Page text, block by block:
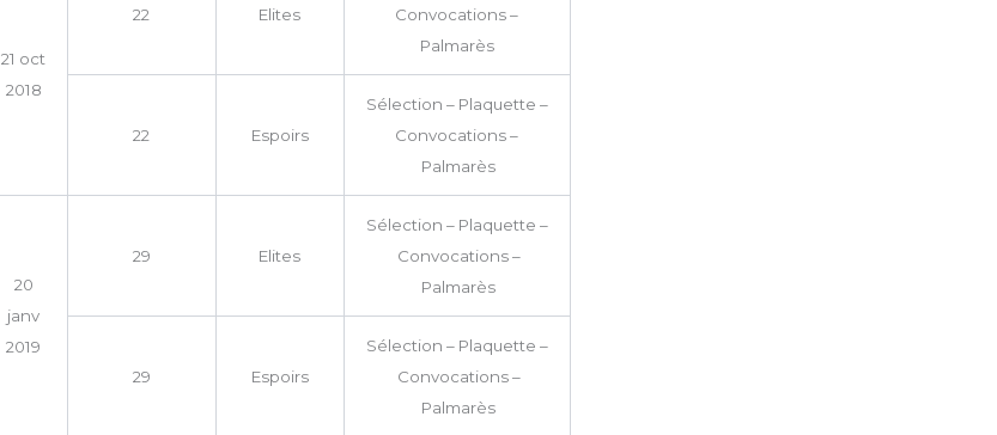
21 oct
2018
22 Elites
Convocations –
Palmarès
22 Espoirs
Sélection – Plaquette –
Convocations –
Palmarès
20
janv
2019
29 Elites
Sélection – Plaquette –
Convocations –
Palmarès
29 Espoirs
Sélection – Plaquette –
Convocations –
Palmarès